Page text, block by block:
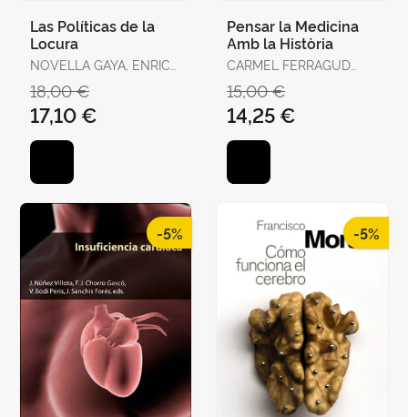
Las Políticas de la
Locura
NOVELLA GAYA, ENRIC
18,00 €
17,10 €
Pensar la Medicina
Amb la Història
CARMEL FERRAGUD
RAMÓN BERTOMEU
SÁNCHEZ
15,00 €
14,25 €
-5% -5%